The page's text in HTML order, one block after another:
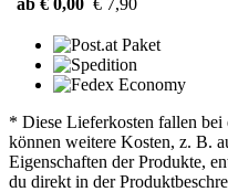
* Diese Lieferkosten fallen bei
können weitere Kosten, z. B.
Eigenschaften der Produkte,
du direkt in der